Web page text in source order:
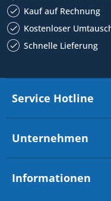
Kauf auf Rechnung
Kostenloser
Schnelle Lieferung
Service Hotline
Unternehmen
Informationen